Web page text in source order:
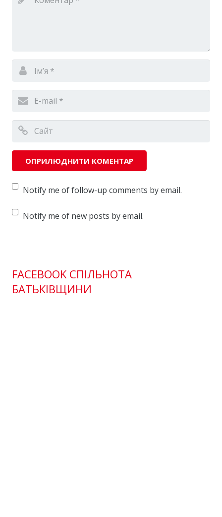
Notify me of follow-up comments by email.
Notify me of new posts by email.
FACEBOOK СПІЛЬНОТА
БАТЬКІВЩИНИ